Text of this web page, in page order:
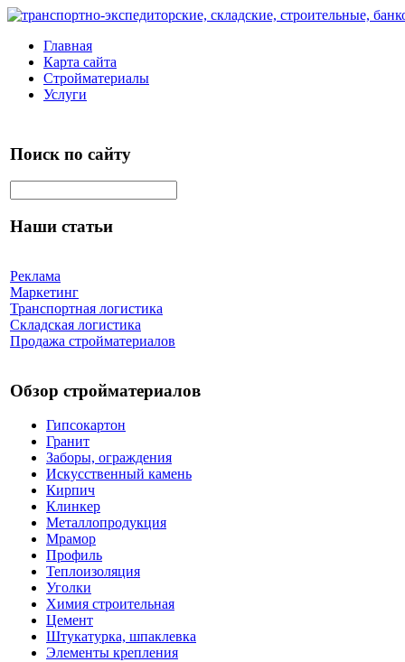
Главная
Карта сайта
Стройматериалы
Услуги
Поиск по сайту
Наши статьи
Реклама
Маркетинг
Транспортная логистика
Складская логистика
Продажа стройматериалов
Обзор стройматериалов
Гипсокартон
Гранит
Заборы, ограждения
Искусственный камень
Кирпич
Клинкер
Металлопродукция
Мрамор
Профиль
Теплоизоляция
Уголки
Химия строительная
Цемент
Штукатурка, шпаклевка
Элементы крепления